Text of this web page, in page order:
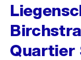
Quartier